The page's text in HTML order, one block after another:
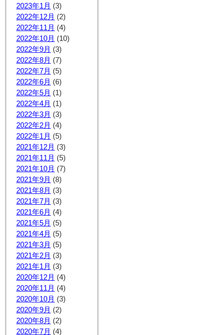
2023年1月 (3)
2022年12月 (2)
2022年11月 (4)
2022年10月 (10)
2022年9月 (3)
2022年8月 (7)
2022年7月 (5)
2022年6月 (6)
2022年5月 (1)
2022年4月 (1)
2022年3月 (3)
2022年2月 (4)
2022年1月 (5)
2021年12月 (3)
2021年11月 (5)
2021年10月 (7)
2021年9月 (8)
2021年8月 (3)
2021年7月 (3)
2021年6月 (4)
2021年5月 (5)
2021年4月 (5)
2021年3月 (5)
2021年2月 (3)
2021年1月 (3)
2020年12月 (4)
2020年11月 (4)
2020年10月 (3)
2020年9月 (2)
2020年8月 (2)
2020年7月 (4)